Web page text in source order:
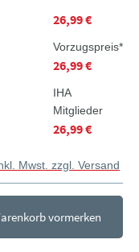
26,99 €
Vorzugspreis*
26,99 €
IHA
Mitglieder
26,99 €
Mwst. zzgl. Versand
vormerken